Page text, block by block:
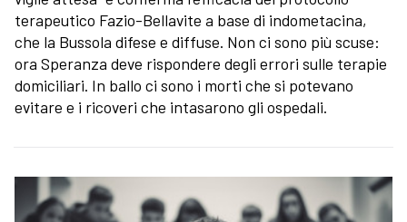
terapeutico Fazio-Bellavite a base di indometacina,
che la Bussola difese e diffuse. Non ci sono più scuse:
ora Speranza deve rispondere degli errori sulle terapie
domiciliari. In ballo ci sono i morti che si potevano
evitare e i ricoveri che intasarono gli ospedali.